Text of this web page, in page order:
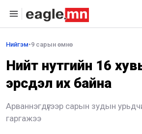
Нийгэм•9 сарын өмнө
Нийт нутгийн 16
эрсдэл их байна
Арваннэгдүгээр сарын зудын
гаргажээ